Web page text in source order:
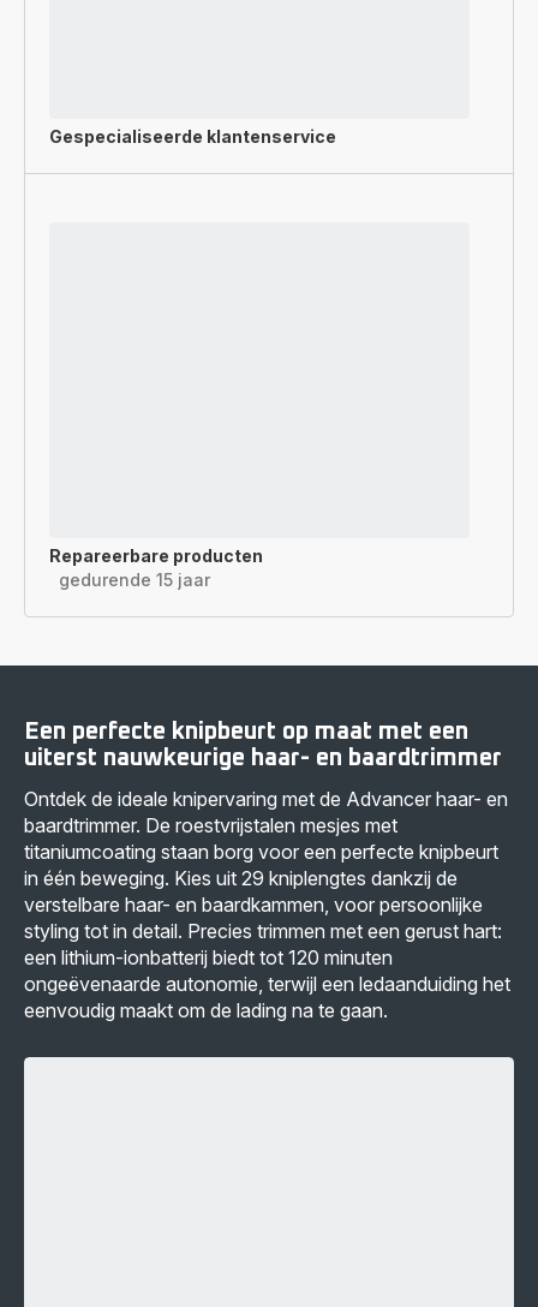
Gespecialiseerde klantenservice
Repareerbare producten
gedurende 15 jaar
Een perfecte knipbeurt op maat met een
uiterst nauwkeurige haar- en baardtrimmer
Ontdek de ideale knipervaring met de Advancer haar- en
baardtrimmer. De roestvrijstalen mesjes met
titaniumcoating staan borg voor een perfecte knipbeurt
in één beweging. Kies uit 29 kniplengtes dankzij de
verstelbare haar- en baardkammen, voor persoonlijke
styling tot in detail. Precies trimmen met een gerust hart:
een lithium-ionbatterij biedt tot 120 minuten
ongeëvenaarde autonomie, terwijl een ledaanduiding het
eenvoudig maakt om de lading na te gaan.